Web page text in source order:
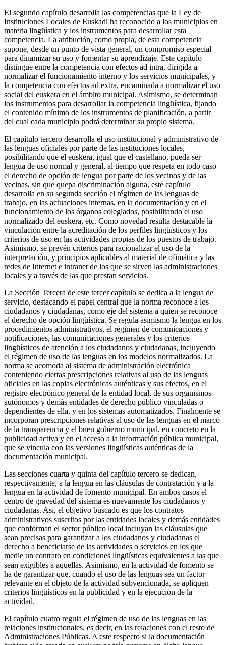
El segundo capítulo desarrolla las competencias que la Ley de
Instituciones Locales de Euskadi ha reconocido a los municipios en
materia lingüística y los instrumentos para desarrollar esta
competencia. La atribución, como propia, de esta competencia
supone, desde un punto de vista general, un compromiso especial
para dinamizar su uso y fomentar su aprendizaje. Este capítulo
distingue entre la competencia con efectos ad intra, dirigida a
normalizar el funcionamiento interno y los servicios municipales, y
la competencia con efectos ad extra, encaminada a normalizar el uso
social del euskera en el ámbito municipal. Asimismo, se determinan
los instrumentos para desarrollar la competencia lingüística, fijando
el contenido mínimo de los instrumentos de planificación, a partir
del cual cada municipio podrá determinar su propio sistema.
El capítulo tercero desarrolla el uso institucional y administrativo de
las lenguas oficiales por parte de las instituciones locales,
posibilitando que el euskera, igual que el castellano, pueda ser
lengua de uso normal y general, al tiempo que respeta en todo caso
el derecho de opción de lengua por parte de los vecinos y de las
vecinas, sin que quepa discriminación alguna, este capítulo
desarrolla en su segunda sección el régimen de las lenguas de
trabajo, en las actuaciones internas, en la documentación y en el
funcionamiento de los órganos colegiados, posibilitando el uso
normalizado del euskera, etc. Como novedad resulta destacable la
vinculación entre la acreditación de los perfiles lingüísticos y los
criterios de uso en las actividades propias de los puestos de trabajo.
Asimismo, se prevén criterios para racionalizar el uso de la
interpretación, y principios aplicables al material de ofimática y las
redes de Internet e intranet de los que se sirven las administraciones
locales y a través de las que prestan servicios.
La Sección Tercera de este tercer capítulo se dedica a la lengua de
servicio, destacando el papel central que la norma reconoce a los
ciudadanos y ciudadanas, como eje del sistema a quien se reconoce
el derecho de opción lingüística. Se regula asimismo la lengua en los
procedimientos administrativos, el régimen de comunicaciones y
notificaciones, las comunicaciones generales y los criterios
lingüísticos de atención a los ciudadanos y ciudadanas, incluyendo
el régimen de uso de las lenguas en los modelos normalizados. La
norma se acomoda al sistema de administración electrónica
conteniendo ciertas prescripciones relativas al uso de las lenguas
oficiales en las copias electrónicas auténticas y sus efectos, en el
registro electrónico general de la entidad local, de sus organismos
autónomos y demás entidades de derecho público vinculadas o
dependientes de ella, y en los sistemas automatizados. Finalmente se
incorporan prescripciones relativas al uso de las lenguas en el marco
de la transparencia y el buen gobierno municipal, en concreto en la
publicidad activa y en el acceso a la información pública municipal,
que se vincula con las versiones lingüísticas auténticas de la
documentación municipal.
Las secciones cuarta y quinta del capítulo tercero se dedican,
respectivamente, a la lengua en las cláusulas de contratación y a la
lengua en la actividad de fomento municipal. En ambos casos el
centro de gravedad del sistema es nuevamente los ciudadanos y
ciudadanas. Así, el objetivo buscado es que los contratos
administrativos suscritos por las entidades locales y demás entidades
que conforman el sector público local incluyan las cláusulas que
sean precisas para garantizar a los ciudadanos y ciudadanas el
derecho a beneficiarse de las actividades o servicios en los que
medie un contrato en condiciones lingüísticas equivalentes a las que
sean exigibles a aquellas. Asimismo, en la actividad de fomento se
ha de garantizar que, cuando el uso de las lenguas sea un factor
relevante en el objeto de la actividad subvencionada, se apliquen
criterios lingüísticos en la publicidad y en la ejecución de la
actividad.
El capítulo cuatro regula el régimen de uso de las lenguas en las
relaciones institucionales, es decir, en las relaciones con el resto de
Administraciones Públicas. A este respecto si la documentación